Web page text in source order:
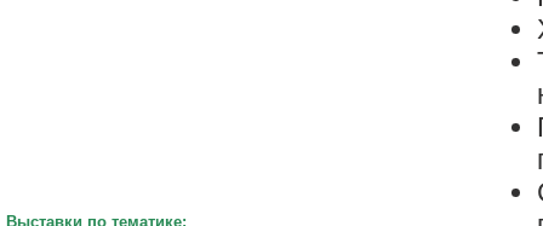
Выставки по тематике: